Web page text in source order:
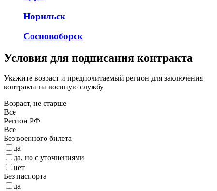
Норильск
Сосновоборск
Условия для подписания контракта
Укажите возраст и предпочитаемый регион для заключения
контракта на военную службу
Возраст, не старше
Все
Регион РФ
Все
Без военного билета
да
да, но с уточнениями
нет
Без паспорта
да